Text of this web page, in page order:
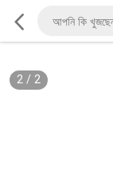
2/ 2